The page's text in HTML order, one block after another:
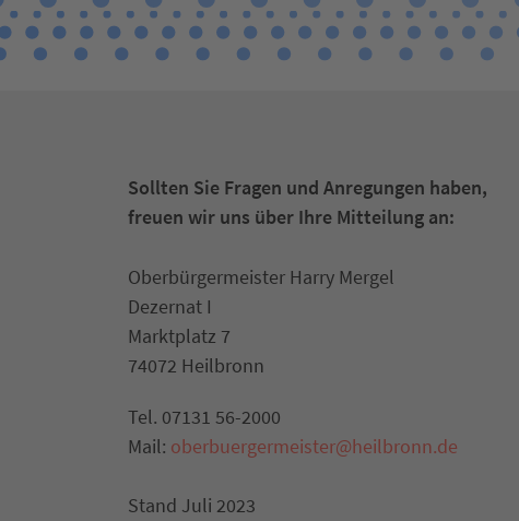
Sollten Sie Fragen und Anregungen haben,
freuen wir uns über Ihre Mitteilung an:
Oberbürgermeister Harry Mergel
Dezernat I
Marktplatz 7
74072 Heilbronn
Tel. 07131 56-2000
Mail: oberbuergermeister@heilbronn.de
Stand Juli 2023